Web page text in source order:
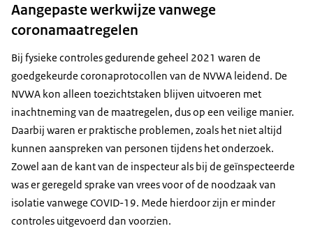
Aangepaste werkwijze vanwege
coronamaatregelen
Bij fysieke controles gedurende geheel 2021 waren de
goedgekeurde coronaprotocollen van de NVWA leidend. De
NVWA kon alleen toezichtstaken blijven uitvoeren met
inachtneming van de maatregelen, dus op een veilige manier.
Daarbij waren er praktische problemen, zoals het niet altijd
kunnen aanspreken van personen tijdens het onderzoek.
Zowel aan de kant van de inspecteur als bij de geïnspecteerde
was er geregeld sprake van vrees voor of de noodzaak van
isolatie vanwege COVID-19. Mede hierdoor zijn er minder
controles uitgevoerd dan voorzien.